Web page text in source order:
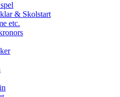
& Skolstart
etc.